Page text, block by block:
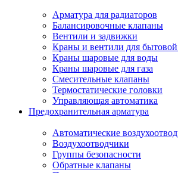
Арматура для радиаторов
Балансировочные клапаны
Вентили и задвижки
Краны и вентили для
Краны шаровые для воды
Краны шаровые для газа
Смесительные клапаны
Термостатические головки
Управляющая автоматика
Предохранительная арматура
Автоматические
Воздухоотводчики
Группы безопасности
Обратные клапаны